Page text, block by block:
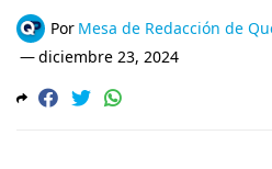
Por Mesa de Redacción de
—diciembre 23, 2024